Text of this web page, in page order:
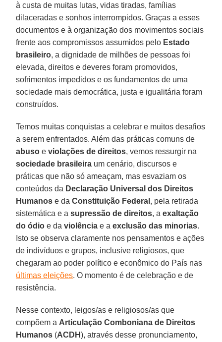
à custa de muitas lutas, vidas tiradas, famílias
dilaceradas e sonhos interrompidos. Graças a esses
documentos e à organização dos movimentos sociais
frente aos compromissos assumidos pelo Estado
brasileiro, a dignidade de milhões de pessoas foi
elevada, direitos e deveres foram promovidos,
sofrimentos impedidos e os fundamentos de uma
sociedade mais democrática, justa e igualitária foram
construídos.
Temos muitas conquistas a celebrar e muitos desafios
a serem enfrentados. Além das práticas comuns de
abuso eviolações de direitos, vemos ressurgir na
sociedade brasileira um cenário, discursos e
práticas que não só ameaçam, mas esvaziam os
conteúdos da Declaração Universal dos Direitos
Humanos e daConstituição Federal , pela retirada
sistemática e asupressão de direitos, aexaltação
do ódio e daviolência e aexclusão das minorias.
Isto se observa claramente nos pensamentos e ações
de indivíduos e grupos, inclusive religiosos, que
chegaram ao poder político e econômico do País nas
últimas eleições. O momento é de celebração e de
resistência.
Nesse contexto, leigos/as e religiosos/as que
compõem a Articulação Comboniana de Direitos
Humanos (ACDH), através desse pronunciamento,